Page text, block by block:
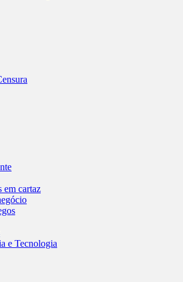
em cartaz
e Tecnologia